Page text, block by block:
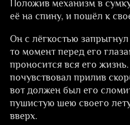
Положив механизм в
её на спину, и пошёл к
Он с лёгкостью
то момент перед его
проносится вся его
почувствовал прилив
вот должен был его
пушистую шею своего
вверх.